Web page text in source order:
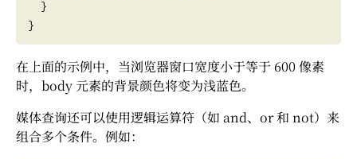
在上面的示例中，当浏览器窗口宽度小于等于 600 像素
时，body 元素的背景颜色将变为浅蓝色。
媒体查询还可以使用逻辑运算符（如 and、or 和 not）来
组合多个条件。例如：